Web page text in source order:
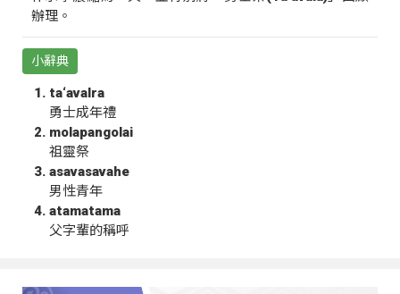
辦理。
小辭典
ta‘avalra
勇士成年禮
molapangolai
祖靈祭
asavasavahe
男性青年
atamatama
父字輩的稱呼